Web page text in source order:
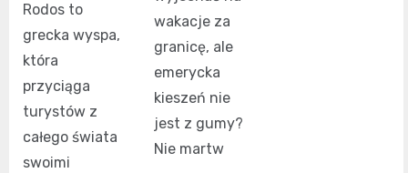
Rodos to
grecka wyspa,
która
przyciąga
turystów z
całego świata
swoimi
wakacje za
granicę, ale
emerycka
kieszeń nie
jest z gumy?
Nie martw